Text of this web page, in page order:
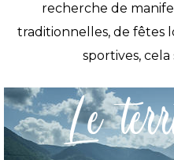
recherche de
traditionnelles, de fêtes
sportives, cela
Le